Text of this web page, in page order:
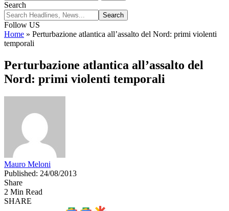
Search
Follow US
Home » Perturbazione atlantica all’assalto del Nord: primi violenti
temporali
Perturbazione atlantica all’assalto del
Nord: primi violenti temporali
Mauro Meloni
Published: 24/08/2013
Share
2 Min Read
SHARE